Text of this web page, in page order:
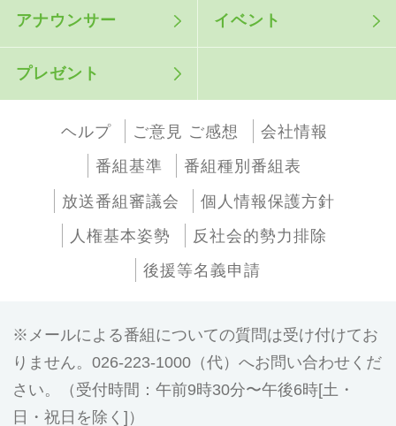
アナウンサー イベント
プレゼント
ヘルプ ご意見 ご感想
会社情報
番組基準
番組種別番組表
放送番組審議会
個人情報保護方針
人権基本姿勢
反社会的勢力排除
後援等名義申請
メールによる番組についての質問は受け付けてお
りません。026-223-1000（代）へお問い合わせくだ
さい。（受付時間：午前9時30分〜午後6時[土・
日・祝日を除く]）